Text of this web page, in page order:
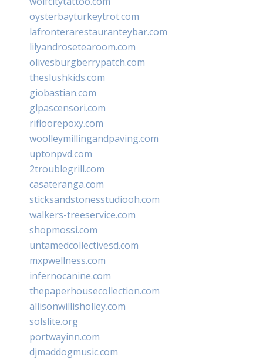
oysterbayturkeytrot.com
lafronterarestauranteybar.com
lilyandrosetearoom.com
olivesburgberrypatch.com
theslushkids.com
giobastian.com
glpascensori.com
rifloorepoxy.com
woolleymillingandpaving.com
uptonpvd.com
2troublegrill.com
casateranga.com
sticksandstonesstudiooh.com
walkers-treeservice.com
shopmossi.com
untamedcollectivesd.com
mxpwellness.com
infernocanine.com
thepaperhousecollection.com
allisonwillisholley.com
solslite.org
portwayinn.com
djmaddogmusic.com